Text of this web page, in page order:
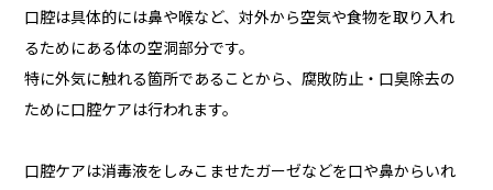
口腔は具体的には鼻や喉など、対外から空気や食物を取り入れ
るためにある体の空洞部分です。
特に外気に触れる箇所であることから、腐敗防止・口臭除去の
ために口腔ケアは行われます。
口腔ケアは消毒液をしみこませたガーゼなどを口や鼻からいれ